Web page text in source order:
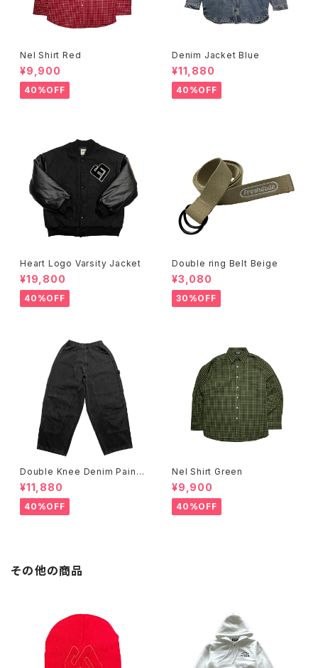
Nel Shirt Red
¥9,900
40%OFF
Denim Jacket Blue
¥11,880
40%OFF
Heart Logo Varsity Jacket
¥19,800
40%OFF
Double ring Belt Beige
¥3,080
30%OFF
Double Knee Denim Painte
r Pants Black
¥11,880
40%OFF
Nel Shirt Green
¥9,900
40%OFF
その他の商品